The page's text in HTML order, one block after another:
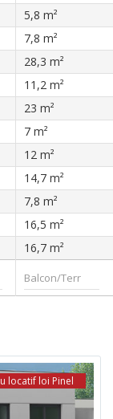
5,8 m²
7,8 m²
28,3 m²
11,2 m²
23 m²
7 m²
12 m²
14,7 m²
7,8 m²
16,5 m²
16,7 m²
locatif loi Pinel